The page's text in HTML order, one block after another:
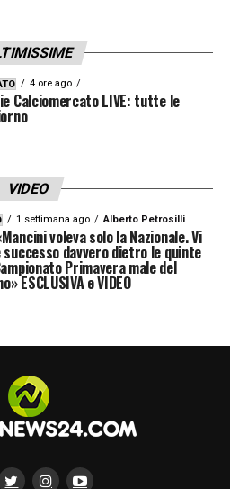
D – 27,8 anni
C – 26,4 anni
B – 27,9 anni
A – 27,0 anni
C – 27,8 anni
B – 27,7 anni
– Gruppo D – 27,4
4 ore ago
Calciomercato LIVE: tutte le
VIDEO
1 settimana ago Alberto Petrosilli
voleva solo la Nazionale. Vi
successo davvero dietro le quinte
Primavera male del
ESCLUSIVA e VIDEO